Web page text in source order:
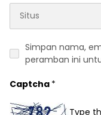
Simpan nama,
peramban ini
Captcha *
Type